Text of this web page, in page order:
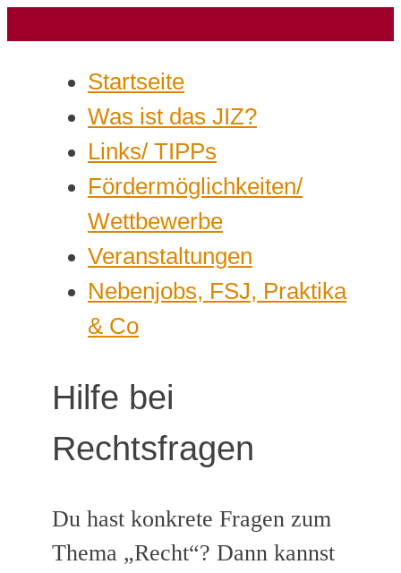
Startseite
Was ist das JIZ?
Links/ TIPPs
Fördermöglichkeiten/
Wettbewerbe
Veranstaltungen
Nebenjobs, FSJ, Praktika
& Co
Hilfe bei
Rechtsfragen
Du hast konkrete Fragen zum
Thema „Recht“? Dann kannst